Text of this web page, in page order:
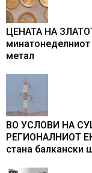
ЦЕНАТА НА
метал
ВО УСЛОВИ НА
РЕГИОНАЛНИОТ
стана балкански